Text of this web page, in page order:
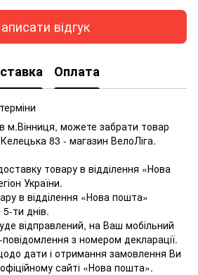
відгук
Оплата
м.Вінниця, можете забрати товар
83 - магазин ВелоЛіга.
товару в відділення «Нова
України.
в відділення «Нова пошта»
ти днів.
відправлений, на Ваш мобільний
з номером декларації.
дати і отримання замовлення Ви
сайті «Нова пошта».